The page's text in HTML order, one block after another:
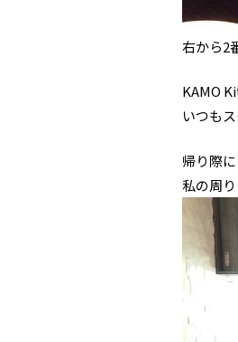
右から2
KAMO
いつも
帰り際
私の周